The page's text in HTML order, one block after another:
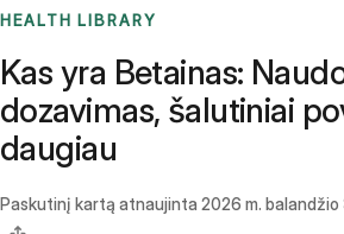
HEALTH LIBRARY
Kas yra Betainas:
dozavimas, šalutiniai
daugiau
Paskutinį kartą atnaujinta 2026 m. balandžio